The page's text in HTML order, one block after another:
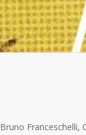
Franceschelli,